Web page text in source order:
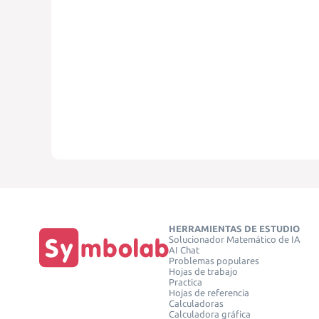
HERRAMIENTAS DE ESTUDIO
Solucionador Matemático de IA
AI Chat
Problemas populares
Hojas de trabajo
Practica
Hojas de referencia
Calculadoras
Calculadora gráfica